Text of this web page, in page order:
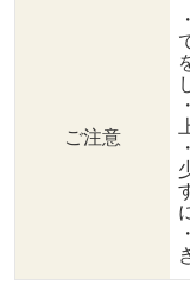
ご注意